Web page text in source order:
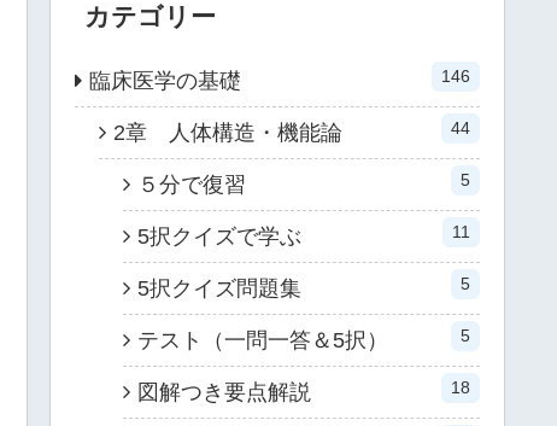
カテゴリー
臨床医学の基礎 146
2章 人体構造・機能論 44
５分で復習 5
5択クイズで学ぶ 11
5択クイズ問題集 5
テスト（一問一答＆5択） 5
図解つき要点解説 18